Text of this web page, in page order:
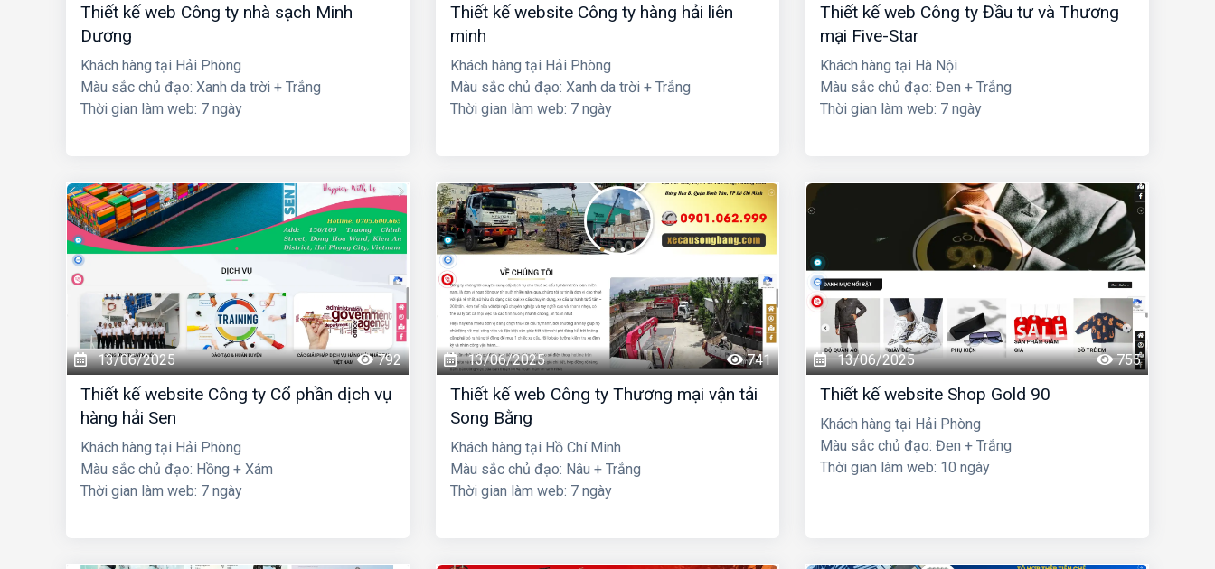
Thiết kế web Công ty nhà sạch Minh
Dương
Khách hàng tại Hải Phòng
Màu sắc chủ đạo: Xanh da trời + Trắng
Thời gian làm web: 7 ngày
Thiết kế website Công ty hàng hải liên
minh
Khách hàng tại Hải Phòng
Màu sắc chủ đạo: Xanh da trời + Trắng
Thời gian làm web: 7 ngày
Thiết kế web Công ty Đầu tư và Thương
mại Five-Star
Khách hàng tại Hà Nội
Màu sắc chủ đạo: Đen + Trắng
Thời gian làm web: 7 ngày
13/06/2025 792
Thiết kế website Công ty Cổ phần dịch vụ
hàng hải Sen
Khách hàng tại Hải Phòng
Màu sắc chủ đạo: Hồng + Xám
Thời gian làm web: 7 ngày
13/06/2025 741
Thiết kế web Công ty Thương mại vận tải
Song Bằng
Khách hàng tại Hồ Chí Minh
Màu sắc chủ đạo: Nâu + Trắng
Thời gian làm web: 7 ngày
13/06/2025 755
Thiết kế website Shop Gold 90
Khách hàng tại Hải Phòng
Màu sắc chủ đạo: Đen + Trắng
Thời gian làm web: 10 ngày